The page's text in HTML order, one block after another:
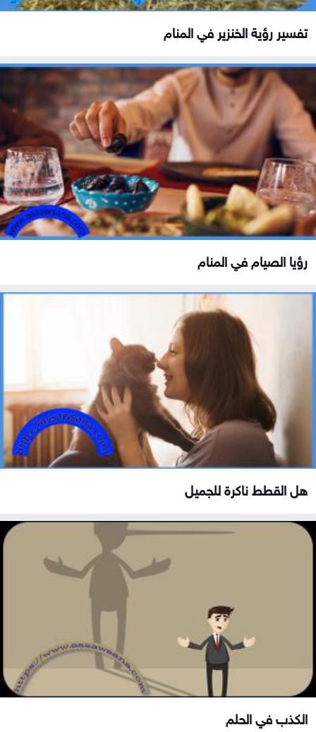
تفسير رؤية الخنزير في المنام
رؤيا الصيام في المنام
هل القطط ناكرة للجميل
الكذب في الحلم